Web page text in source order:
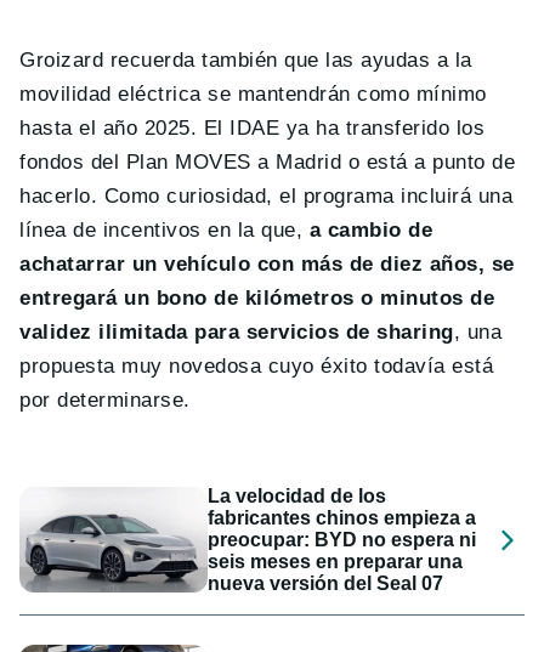
Groizard recuerda también que las ayudas a la
movilidad eléctrica se mantendrán como mínimo
hasta el año 2025. El IDAE ya ha transferido los
fondos del Plan MOVES a Madrid o está a punto de
hacerlo. Como curiosidad, el programa incluirá una
línea de incentivos en la que, a cambio de
achatarrar un vehículo con más de diez años, se
entregará un bono de kilómetros o minutos de
validez ilimitada para servicios de sharing, una
propuesta muy novedosa cuyo éxito todavía está
por determinarse.
La velocidad de los
fabricantes chinos empieza a
preocupar: BYD no espera ni
seis meses en preparar una
nueva versión del Seal 07